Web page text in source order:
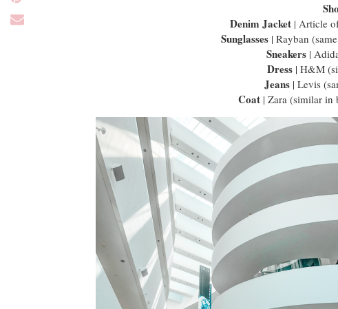
Denim Jacket| Article
Sunglasses | Rayban
Sneakers|
Dress | H&M
Jeans| Levis
Coat | Zara (similar in